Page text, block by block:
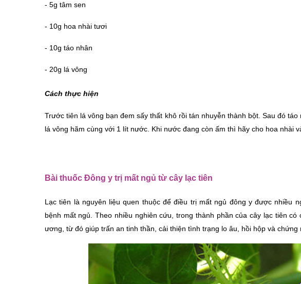
- 5g tâm sen
- 10g hoa nhài tươi
- 10g táo nhân
- 20g lá vông
Cách thực hiện
Trước tiên lá vông bạn đem sấy thất khô rồi tán nhuyễn thành bột. Sau đó
lá vông hãm cùng với 1 lít nước. Khi nước đang còn ấm thì hãy cho hoa nhài
Bài thuốc Đông y trị mất ngủ từ cây lạc tiên
Lạc tiên là nguyên liệu quen thuộc để điều trị mất ngủ đông y được nhiều
bệnh mất ngủ. Theo nhiều nghiên cứu, trong thành phần của cây lạc tiên
ương, từ đó giúp trấn an tinh thần, cải thiện tình trạng lo âu, hồi hộp và chứng